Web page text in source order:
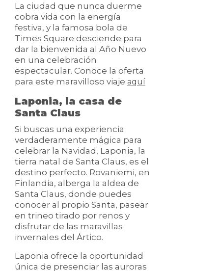
La ciudad que nunca duerme
cobra vida con la energía
festiva, y la famosa bola de
Times Square desciende para
dar la bienvenida al Año Nuevo
en una celebración
espectacular. Conoce la oferta
para este maravilloso viaje aquí
Laponia, la casa de
Santa Claus
Si buscas una experiencia
verdaderamente mágica para
celebrar la Navidad, Laponia, la
tierra natal de Santa Claus, es el
destino perfecto. Rovaniemi, en
Finlandia, alberga la aldea de
Santa Claus, donde puedes
conocer al propio Santa, pasear
en trineo tirado por renos y
disfrutar de las maravillas
invernales del Ártico.
Laponia ofrece la oportunidad
única de presenciar las auroras